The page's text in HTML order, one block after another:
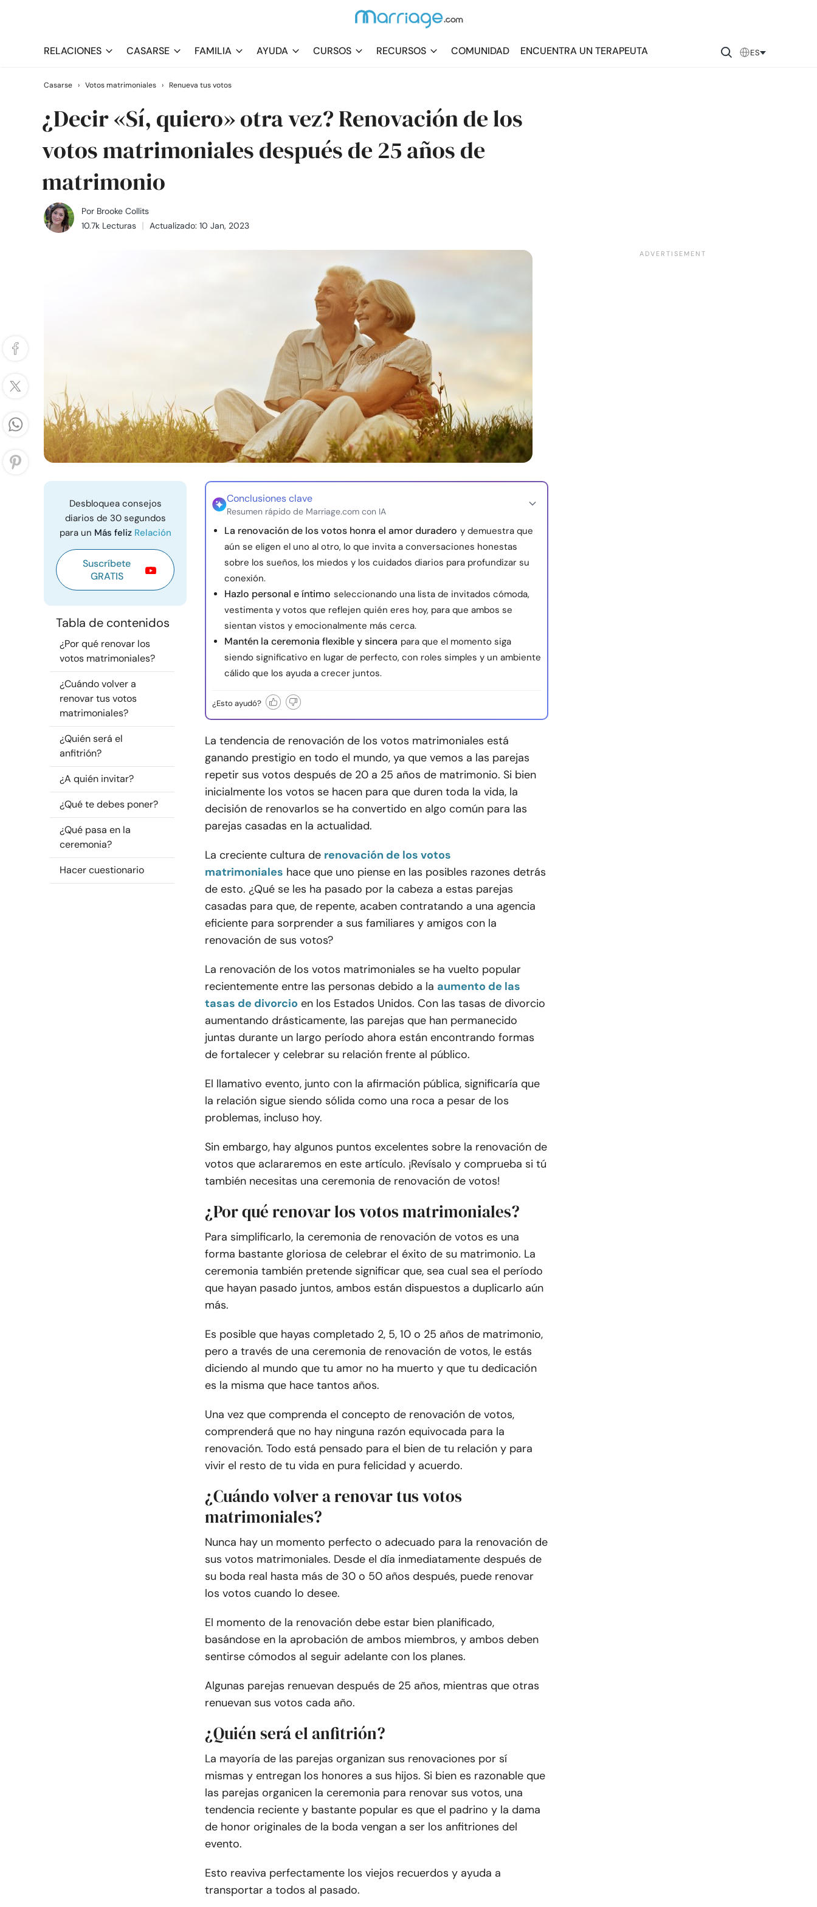
RELACIONES CASARSE FAMILIA AYUDA CURSOS RECURSOS COMUNIDAD ENCUENTRA UN TERAPEUTA ES
Casarse › Votos matrimoniales › Renueva tus votos
¿Decir «Sí, quiero» otra vez? Renovación de los
votos matrimoniales después de 25 años de
matrimonio
Por Brooke Collits
10.7k Lecturas
Actualizado: 10 Jan, 2023
Desbloquea consejos
diarios de 30 segundos
para un Más feliz Relación
Suscríbete
GRATIS
Tabla de contenidos
¿Por qué renovar los
votos matrimoniales?
¿Cuándo volver a
renovar tus votos
matrimoniales?
¿Quién será el
anfitrión?
¿A quién invitar?
¿Qué te debes poner?
¿Qué pasa en la
ceremonia?
Hacer cuestionario
Conclusiones clave
Resumen rápido de Marriage.com con IA
La renovación de los votos honra el amor duradero y demuestra que
aún se eligen el uno al otro, lo que invita a conversaciones honestas
sobre los sueños, los miedos y los cuidados diarios para profundizar su
conexión.
Hazlo personal e íntimo seleccionando una lista de invitados cómoda,
vestimenta y votos que reflejen quién eres hoy, para que ambos se
sientan vistos y emocionalmente más cerca.
Mantén la ceremonia flexible y sincera para que el momento siga
siendo significativo en lugar de perfecto, con roles simples y un ambiente
cálido que los ayuda a crecer juntos.
¿Esto ayudó?
La tendencia de renovación de los votos matrimoniales está
ganando prestigio en todo el mundo, ya que vemos a las parejas
repetir sus votos después de 20 a 25 años de matrimonio. Si bien
inicialmente los votos se hacen para que duren toda la vida, la
decisión de renovarlos se ha convertido en algo común para las
parejas casadas en la actualidad.
La creciente cultura de renovación de los votos
matrimoniales hace que uno piense en las posibles razones detrás
de esto. ¿Qué se les ha pasado por la cabeza a estas parejas
casadas para que, de repente, acaben contratando a una agencia
eficiente para sorprender a sus familiares y amigos con la
renovación de sus votos?
La renovación de los votos matrimoniales se ha vuelto popular
recientemente entre las personas debido a la aumento de las
tasas de divorcio en los Estados Unidos. Con las tasas de divorcio
aumentando drásticamente, las parejas que han permanecido
juntas durante un largo período ahora están encontrando formas
de fortalecer y celebrar su relación frente al público.
El llamativo evento, junto con la afirmación pública, significaría que
la relación sigue siendo sólida como una roca a pesar de los
problemas, incluso hoy.
Sin embargo, hay algunos puntos excelentes sobre la renovación de
votos que aclararemos en este artículo. ¡Revísalo y comprueba si tú
también necesitas una ceremonia de renovación de votos!
¿Por qué renovar los votos matrimoniales?
Para simplificarlo, la ceremonia de renovación de votos es una
forma bastante gloriosa de celebrar el éxito de su matrimonio. La
ceremonia también pretende significar que, sea cual sea el período
que hayan pasado juntos, ambos están dispuestos a duplicarlo aún
más.
Es posible que hayas completado 2, 5, 10 o 25 años de matrimonio,
pero a través de una ceremonia de renovación de votos, le estás
diciendo al mundo que tu amor no ha muerto y que tu dedicación
es la misma que hace tantos años.
Una vez que comprenda el concepto de renovación de votos,
comprenderá que no hay ninguna razón equivocada para la
renovación. Todo está pensado para el bien de tu relación y para
vivir el resto de tu vida en pura felicidad y acuerdo.
¿Cuándo volver a renovar tus votos
matrimoniales?
Nunca hay un momento perfecto o adecuado para la renovación de
sus votos matrimoniales. Desde el día inmediatamente después de
su boda real hasta más de 30 o 50 años después, puede renovar
los votos cuando lo desee.
El momento de la renovación debe estar bien planificado,
basándose en la aprobación de ambos miembros, y ambos deben
sentirse cómodos al seguir adelante con los planes.
Algunas parejas renuevan después de 25 años, mientras que otras
renuevan sus votos cada año.
¿Quién será el anfitrión?
La mayoría de las parejas organizan sus renovaciones por sí
mismas y entregan los honores a sus hijos. Si bien es razonable que
las parejas organicen la ceremonia para renovar sus votos, una
tendencia reciente y bastante popular es que el padrino y la dama
de honor originales de la boda vengan a ser los anfitriones del
evento.
Esto reaviva perfectamente los viejos recuerdos y ayuda a
transportar a todos al pasado.